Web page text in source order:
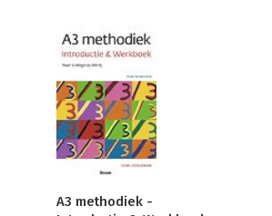
A3 methodiek -